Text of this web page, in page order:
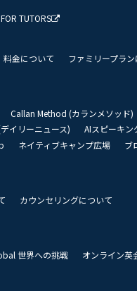
FOR TUTORS
料金について
ファミリープラ
Callan Method (カランメソッド)
イリーニュース)
AIスピーキン
ネイティブキャンプ広場
ブ
カウンセリングについて
世界への挑戦
オンライン英